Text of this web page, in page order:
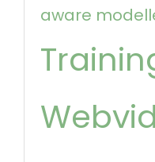
aware